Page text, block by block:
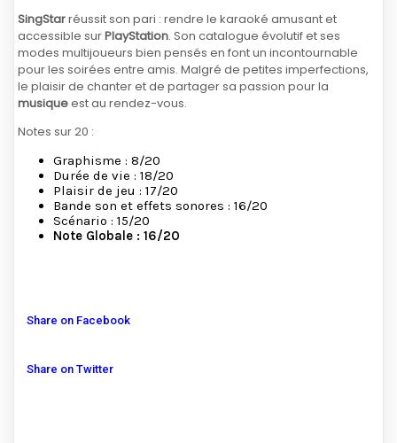
SingStarréussit son pari : rendre le karaoké amusant et
accessible surPlayStation. Son catalogue évolutif et ses
modes multijoueurs bien pensés en font un incontournable
pour les soirées entre amis. Malgré de petites imperfections,
le plaisir de chanter et de partager sa passion pour la
musiqueest au rendez-vous.
Notes sur 20 :
Graphisme : 8/20
Durée de vie : 18/20
Plaisir de jeu : 17/20
Bande son et effets sonores : 16/20
Scénario : 15/20
Note Globale : 16/20
Share on Facebook
Share on Twitter